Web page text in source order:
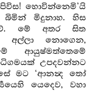
හොවින්නෙමි’යි
බිමින් මිදුනාහ. හිස
මේ අතර සිත
අල්ලා නොගෙන,
ආයුෂ්මත්තෙමේ
උපදවන්නට
මට ‘ආනන්‍ද තෝ
යෙදෙව, වහා